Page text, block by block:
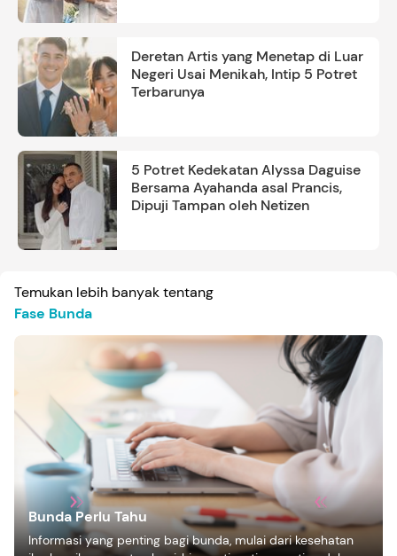
Deretan Artis yang Menetap di Luar
Negeri Usai Menikah, Intip 5 Potret
Terbarunya
5 Potret Kedekatan Alyssa Daguise
Bersama Ayahanda asal Prancis,
Dipuji Tampan oleh Netizen
Temukan lebih banyak tentang
Fase Bunda
Bunda Perlu Tahu
Informasi yang penting bagi bunda, mulai dari kesehatan